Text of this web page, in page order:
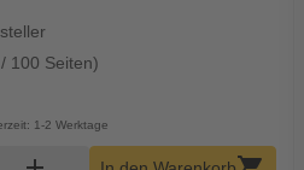
100 Seiten)
1-2 Werktage
Menge